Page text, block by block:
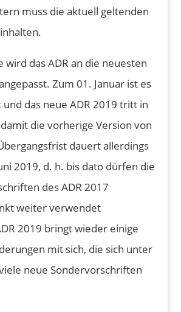
muss die aktuell geltenden
wird das ADR an die neuesten
Zum 01. Januar ist es
das neue ADR 2019 tritt in
die vorherige Version von
dauert allerdings
2019, d. h. bis dato dürfen die
des ADR 2017
weiter verwendet
2019 bringt wieder einige
mit sich, die sich unter
neue Sondervorschriften